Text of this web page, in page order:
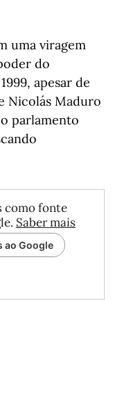
uma viragem
do
apesar de
Nicolás Maduro
parlamento
como fonte
Saber mais
ao Google